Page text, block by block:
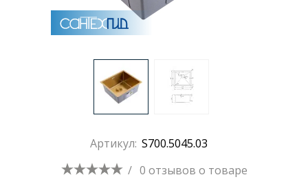
Зеркала
Душевые поддоны
Душевые уголки и ограждения
Трапы для душевых
Артикул: S700.5045.03
/ 0 отзывов о товаре